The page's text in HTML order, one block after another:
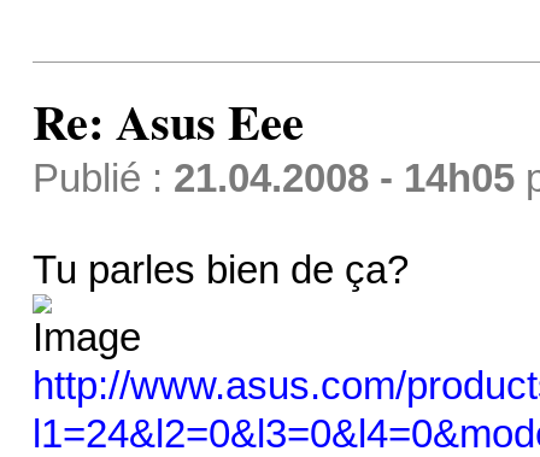
Re: Asus Eee
Publié : 21.04.2008 - 14h05
Tu parles bien de ça?
http://www.asus.com/